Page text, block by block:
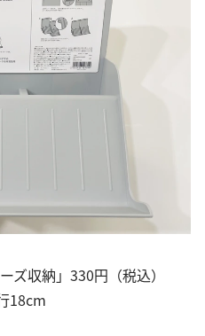
ズ収納」330円（税込）
18cm